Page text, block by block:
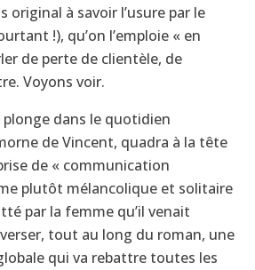
original à savoir l’usure par le
!), qu’on l’emploie « en
de perte de clientèle, de
Voyons voir.
dans le quotidien
de Vincent, quadra à la tête
de « communication
plutôt mélancolique et solitaire
par la femme qu’il venait
tout au long du roman, une
qui va rebattre toutes les